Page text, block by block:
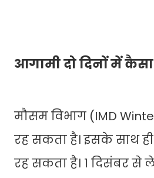
आगामी दो दिनों में
मौसम विभाग (IMD
रह सकता है। इसके साथ
रह सकता है। 1 दिसंबर से